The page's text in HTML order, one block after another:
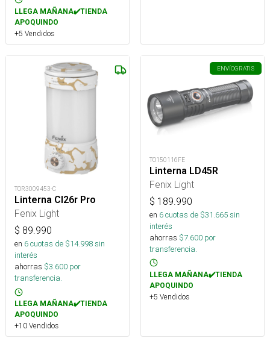
LLEGA MAÑANA✔️TIENDA
APOQUINDO
+5 Vendidos
TOR3009453-C
Linterna Cl26r Pro
Fenix Light
$ 89.990
en 6cuotas de $14.998sin
interés
ahorras $3.600 por
transferencia.
LLEGA MAÑANA✔️TIENDA
APOQUINDO
+10 Vendidos
ENVÍOGRATIS
TO150116FE
Linterna LD45R
Fenix Light
$ 189.990
en 6cuotas de $31.665sin
interés
ahorras $7.600 por
transferencia.
LLEGA MAÑANA✔️TIENDA
APOQUINDO
+5 Vendidos